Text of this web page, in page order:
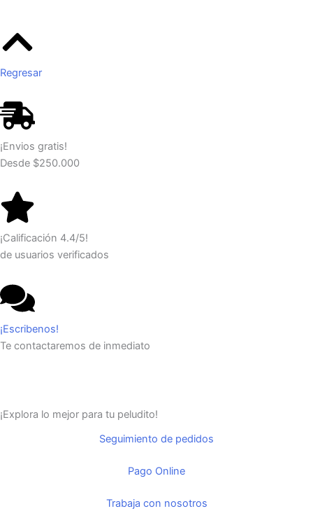
Regresar
¡Envios gratis!
Desde $250.000
¡Calificación 4.4/5!
de usuarios verificados
¡Escribenos!
Te contactaremos de inmediato
¡Explora lo mejor para tu peludito!
Seguimiento de pedidos
Pago Online
Trabaja con nosotros